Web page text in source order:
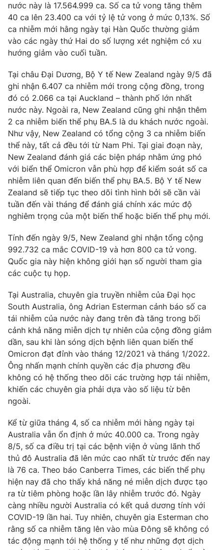
Cơ quan báo chí:Thời báo VTV
Giấy phép hoạt động báo in và báo điện tử số 483/GP-BTTTT
cấp ngày 29/12/2023
Tổng Biên tập:Vũ Thanh Thủy
Phó Tổng Biên tập:
Tổng đài VTV:024.38 355 931 - 024.38 355 932
Ðiện thoại Thời báo VTV:024.66 897 897
Email: toasoan@vtv.vn
Liên hệ quảng cáo:024-7300.7108
® Cấm sao chép dưới mọi hình thức nếu không có sự chấp
thuận bằng văn bản. Ghi rõ nguồn VTV.vn khi phát hành lại
nước này là 17.564.999 ca. Số ca tử vong tăng thêm
40 ca lên 23.400 ca với tỷ lệ tử vong ở mức 0,13%. Số
ca nhiễm mới hằng ngày tại Hàn Quốc thường giảm
vào các ngày thứ Hai do số lượng xét nghiệm có xu
hướng giảm vào cuối tuần.
Tại châu Đại Dương, Bộ Y tế New Zealand ngày 9/5 đã
ghi nhận 6.407 ca nhiễm mới trong cộng đồng, trong
đó có 2.066 ca tại Auckland – thành phố lớn nhất
nước này. Ngoài ra, New Zealand cũng ghi nhận thêm
2 ca nhiễm biến thể phụ BA.5 là du khách nước ngoài.
Như vậy, New Zealand có tổng cộng 3 ca nhiễm biến
thể này, tất cả đều tới từ Nam Phi. Tại giai đoạn này,
New Zealand đánh giá các biện pháp nhằm ứng phó
với biển thể Omicron vẫn phù hợp để kiểm soát số ca
nhiễm liên quan đến biến thể phụ BA.5. Bộ Y tế New
Zealand sẽ tiếp tục theo dõi tình hình bởi sẽ cần vài
tuần đến vài tháng để đánh giá chính xác mức độ
nghiêm trọng của một biến thể hoặc biến thể phụ mới.
Tính đến ngày 9/5, New Zealand ghi nhận tổng cộng
992.732 ca mắc COVID-19 và hơn 800 ca tử vong.
Quốc gia này hiện không giới hạn số người tham gia
các cuộc tụ họp.
Tại Australia, chuyên gia truyền nhiễm của Đại học
South Australia, ông Adrian Esterman cảnh báo số ca
tái nhiễm của nước này đang trên đà tăng trong bối
cảnh khả năng miễn dịch tự nhiên của cộng đồng giảm
dần, sau khi làn sóng dịch bệnh liên quan biến thể
Omicron đạt đỉnh vào tháng 12/2021 và tháng 1/2022.
Ông nhấn mạnh chính quyền các địa phương đều
không có hệ thống theo dõi các trường hợp tái nhiễm,
khiến các chuyên gia phải dựa vào số liệu từ bên
ngoài.
Kể từ giữa tháng 4, số ca nhiễm mới hàng ngày tại
Australia vẫn ổn định ở mức 40.000 ca. Trong ngày
8/5, số ca điều trị tại các bệnh viện ở vùng lãnh thổ
thủ đô Australia đã lên mức cao nhất từ trước đến nay
là 76 ca. Theo báo Canberra Times, các biến thể phụ
hiện nay đã cho thấy khả năng né miễn dịch được tạo
ra từ tiêm phòng hoặc lần lây nhiễm trước đó. Ngày
càng nhiều người Australia có kết quả dương tính với
COVID-19 lần hai. Tuy nhiên, chuyên gia Esterman cho
rằng số ca nhiễm tăng lên vào mùa Đông sẽ không có
tác động mạnh tới hệ thống y tế như những đợt dịch